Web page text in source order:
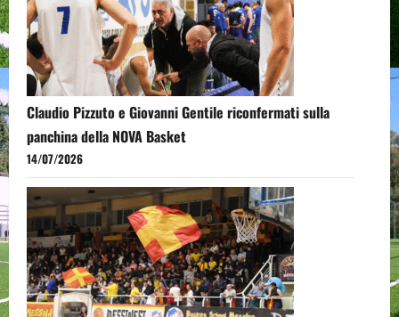
Claudio Pizzuto e Giovanni Gentile riconfermati sulla
panchina della NOVA Basket
14/07/2026